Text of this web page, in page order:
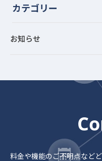
カテゴリー
お知らせ
料金や機能のご不明点など